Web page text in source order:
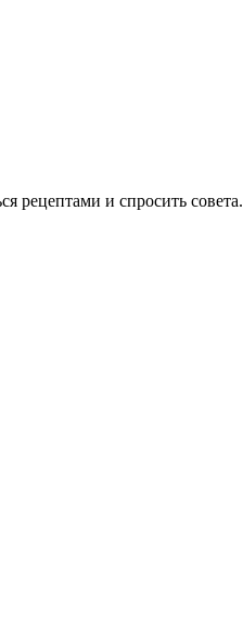
рецептами и спросить совета.